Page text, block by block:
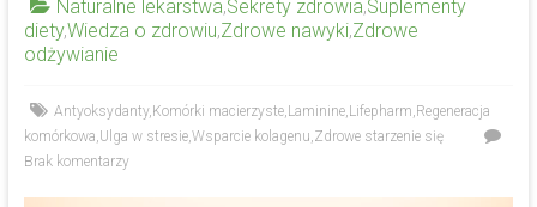
Naturalne lekarstwa,Sekrety zdrowia,Suplementy
diety,Wiedza o zdrowiu,Zdrowe nawyki,Zdrowe
odżywianie
Antyoksydanty, Komórki macierzyste, Laminine, Lifepharm, Regeneracja
komórkowa,Ulga w stresie,Wsparcie kolagenu,Zdrowe starzenie się
Brak komentarzy